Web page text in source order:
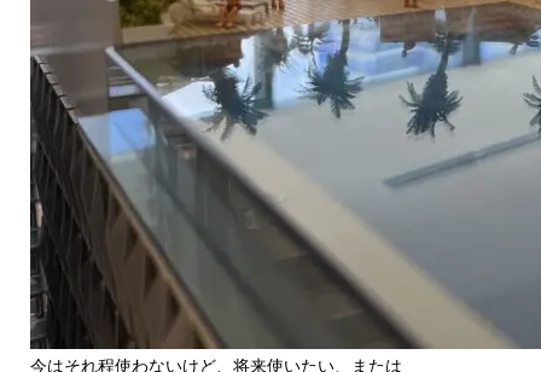
今はそれ程使わないけど、将来使いたい、または